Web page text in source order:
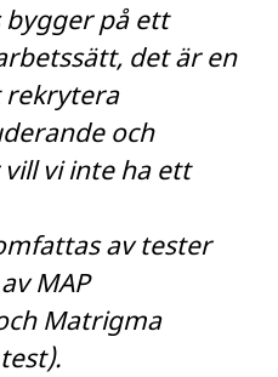
på ett
det är en
och
vi inte ha ett
av tester
MAP
Matrigma